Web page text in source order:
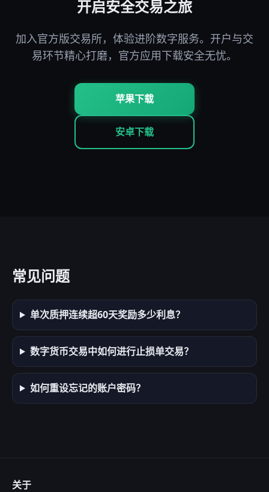
开启安全交易之旅
加入官方版交易所，体验进阶数字服务。开户与交
易环节精心打磨，官方应用下载安全无忧。
苹果下载
安卓下载
常见问题
单次质押连续超60天奖励多少利息？
数字货币交易中如何进行止损单交易？
如何重设忘记的账户密码？
关于